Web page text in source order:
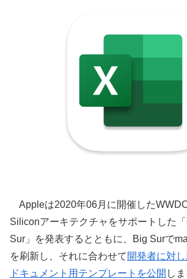
Appleは2020年06月に開催した
Siliconアーキテクチャをサポートした
Sur」を発表するとともに、Big Surで
を刷新し、それに合わせて 開発者に対
ドキュメント用テンプレートを公開 し